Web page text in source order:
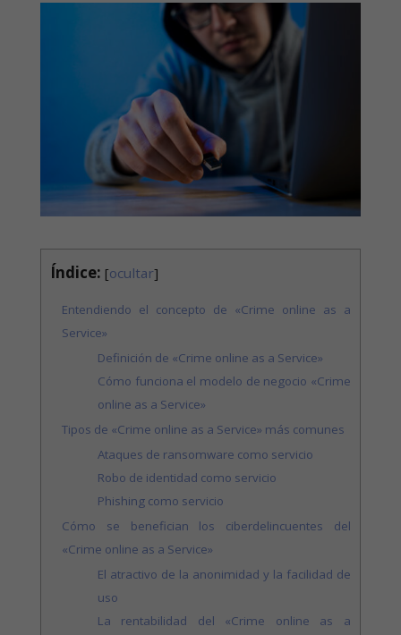
Índice: [ocultar]
Entendiendo el concepto de «Crime online as a
Service»
Definición de «Crime online as a Service»
Cómo funciona el modelo de negocio «Crime
online as a Service»
Tipos de «Crime online as a Service» más comunes
Ataques de ransomware como servicio
Robo de identidad como servicio
Phishing como servicio
Cómo se benefician los ciberdelincuentes del
«Crime online as a Service»
El atractivo de la anonimidad y la facilidad de
uso
La rentabilidad del «Crime online as a